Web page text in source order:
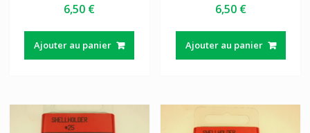
6,50 €
Ajouter au panier
6,50 €
Ajouter au panier